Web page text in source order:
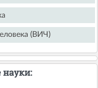
(ВИЧ)
науки: